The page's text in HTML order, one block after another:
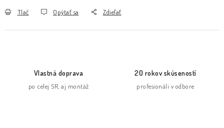
Tlač Opýtať sa Zdieľať
Vlastná doprava
po celej SR, aj montáž
20 rokov skúseností
profesionáli v odbore